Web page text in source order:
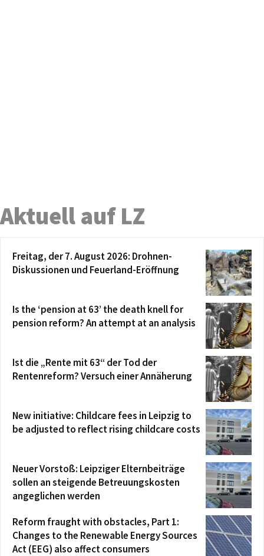
Aktuell auf LZ
Freitag, der 7. August 2026: Drohnen-
Diskussionen und Feuerland-Eröffnung
Is the ‘pension at 63’ the death knell for
pension reform? An attempt at an analysis
Ist die „Rente mit 63“ der Tod der
Rentenreform? Versuch einer Annäherung
New initiative: Childcare fees in Leipzig to
be adjusted to reflect rising childcare costs
Neuer Vorstoß: Leipziger Elternbeiträge
sollen an steigende Betreuungskosten
angeglichen werden
Reform fraught with obstacles, Part 1:
Changes to the Renewable Energy Sources
Act (EEG) also affect consumers